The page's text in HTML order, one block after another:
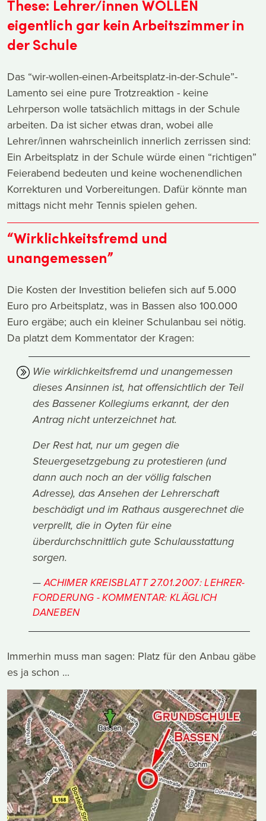
These: Lehrer/innen WOLLEN
eigentlich gar kein Arbeitszimmer in
der Schule
Das “wir-wollen-einen-Arbeitsplatz-in-der-Schule”-
Lamento sei eine pure Trotzreaktion - keine
Lehrperson wolle tatsächlich mittags in der Schule
arbeiten. Da ist sicher etwas dran, wobei alle
Lehrer/innen wahrscheinlich innerlich zerrissen sind:
Ein Arbeitsplatz in der Schule würde einen “richtigen”
Feierabend bedeuten und keine wochenendlichen
Korrekturen und Vorbereitungen. Dafür könnte man
mittags nicht mehr Tennis spielen gehen.
“Wirklichkeitsfremd und
unangemessen”
Die Kosten der Investition beliefen sich auf 5.000
Euro pro Arbeitsplatz, was in Bassen also 100.000
Euro ergäbe; auch ein kleiner Schulanbau sei nötig.
Da platzt dem Kommentator der Kragen:
Wie wirklichkeitsfremd und unangemessen
dieses Ansinnen ist, hat offensichtlich der Teil
des Bassener Kollegiums erkannt, der den
Antrag nicht unterzeichnet hat.
Der Rest hat, nur um gegen die
Steuergesetzgebung zu protestieren (und
dann auch noch an der völlig falschen
Adresse), das Ansehen der Lehrerschaft
beschädigt und im Rathaus ausgerechnet die
verprellt, die in Oyten für eine
überdurchschnittlich gute Schulausstattung
sorgen.
ACHIMER KREISBLATT 27.01.2007: LEHRER-
FORDERUNG - KOMMENTAR: KLÄGLICH
DANEBEN
Immerhin muss man sagen: Platz für den Anbau gäbe
es ja schon ...